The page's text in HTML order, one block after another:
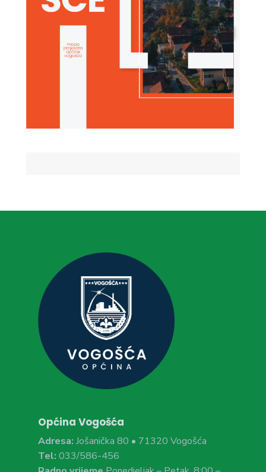
Općina Vogošća
Adresa: Jošanička 80 • 71320 Vogošća
Tel: 033/586-456